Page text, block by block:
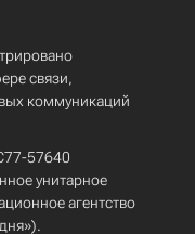
связи,
коммуникаций
57640
унитарное
агентство